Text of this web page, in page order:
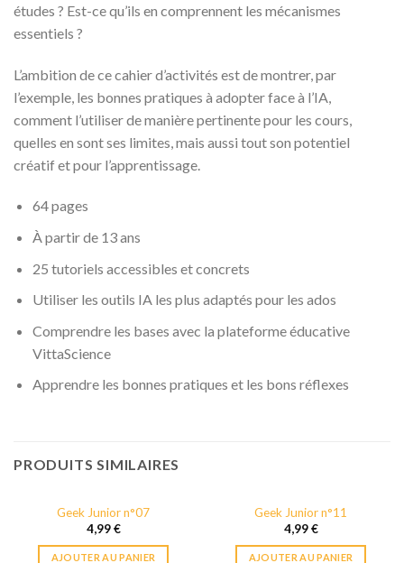
études ? Est-ce qu’ils en comprennent les mécanismes
essentiels ?
L’ambition de ce cahier d’activités est de montrer, par
l’exemple, les bonnes pratiques à adopter face à l’IA,
comment l’utiliser de manière pertinente pour les cours,
quelles en sont ses limites, mais aussi tout son potentiel
créatif et pour l’apprentissage.
64 pages
À partir de 13 ans
25 tutoriels accessibles et concrets
Utiliser les outils IA les plus adaptés pour les ados
Comprendre les bases avec la plateforme éducative
VittaScience
Apprendre les bonnes pratiques et les bons réflexes
PRODUITS SIMILAIRES
Geek Junior n°07
4,99€
AJOUTER AU PANIER
Geek Junior n°11
4,99€
AJOUTER AU PANIER